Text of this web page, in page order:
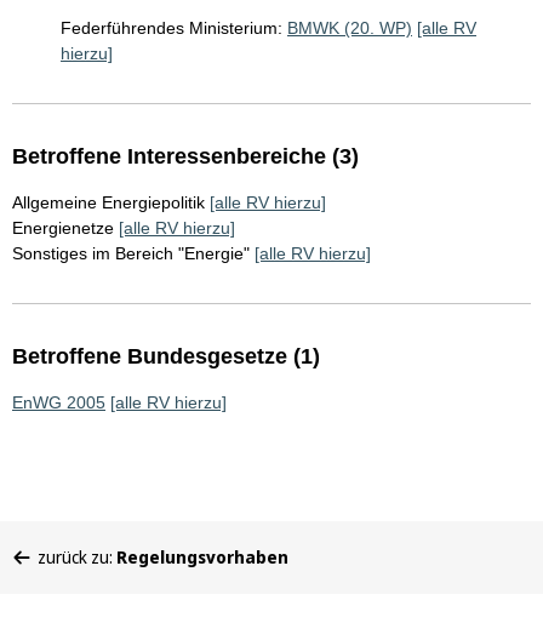
Federführendes Ministerium: BMWK (20. WP) [alle RV
hierzu]
Betroffene Interessenbereiche (3)
Allgemeine Energiepolitik [alle RV hierzu]
Energienetze [alle RV hierzu]
Sonstiges im Bereich "Energie" [alle RV hierzu]
Betroffene Bundesgesetze (1)
EnWG 2005 [alle RV hierzu]
befinden
zurück zu: Regelungsvorhaben